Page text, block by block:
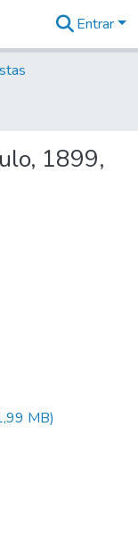
Entrar
1899,
MB)